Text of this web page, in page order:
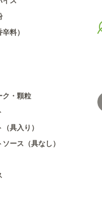
料）
ク・顆粒
具入り）
ース（具なし）
ル
セレクト パセリ/チ